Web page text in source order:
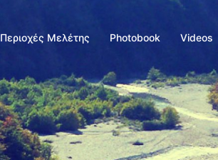
Περιοχές Μελέτης Photobook Videos